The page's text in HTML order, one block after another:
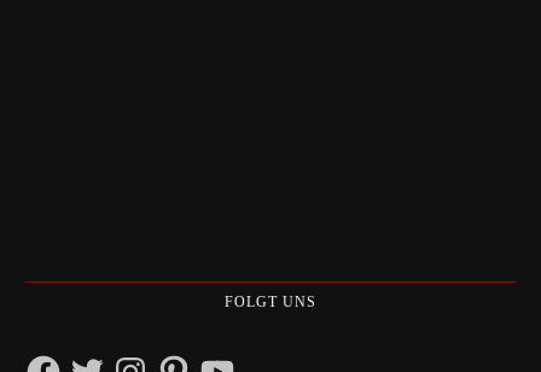
FOLGT UNS
FacebookTwitterInstagramPinterestYouTube